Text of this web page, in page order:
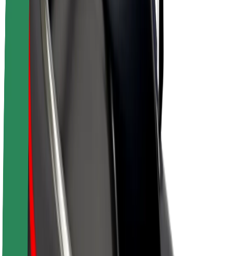
Trabajá con nosotros
Acerca de Bolt
Sostenibilidad en Bolt
Project Zero
Blog
Sala de prensa
Directrices de la marca
Misión
Relación con inversores
Liderazgo
Marca
Medios
Fondo Urbano
Seguridad